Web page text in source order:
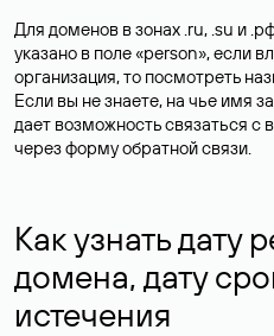
Для доменов в зонах .ru, .su и
указано в поле «person», если
организация, то посмотреть
Если вы не знаете, на чье имя
дает возможность связаться
через форму обратной связи.
Как узнать дату
домена, дату
истечения